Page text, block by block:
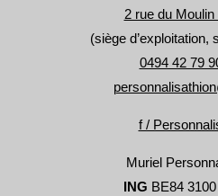
2 rue du Moulin
(siège d’exploitation,
0494 42 79
f /
Muriel
ING BE84